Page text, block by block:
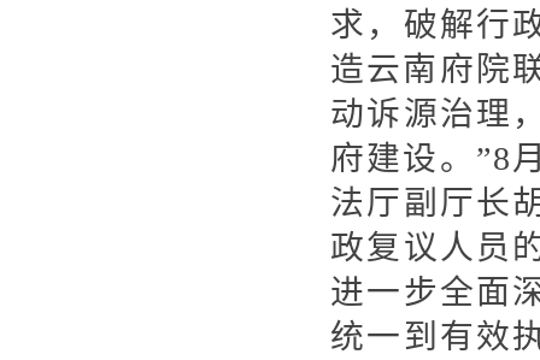
求，破解行
造云南府院
动诉源治理
府建设。”8
法厅副厅长
政复议人员
进一步全面
统一到有效